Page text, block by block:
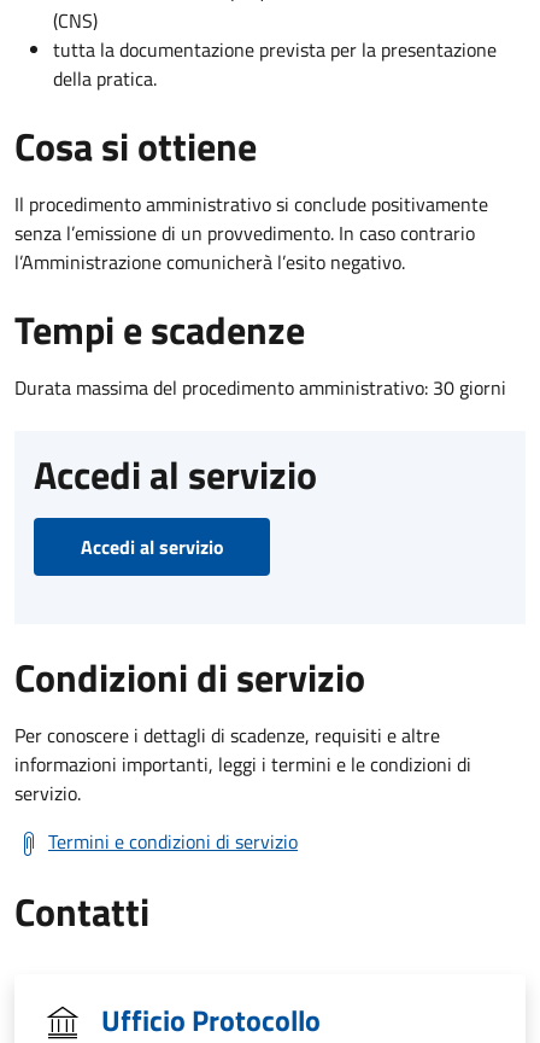
(CNS)
tutta la documentazione prevista per la presentazione
della pratica.
Cosa si ottiene
Il procedimento amministrativo si conclude positivamente
senza l’emissione di un provvedimento. In caso contrario
l’Amministrazione comunicherà l’esito negativo.
Tempi e scadenze
Durata massima del procedimento amministrativo: 30 giorni
Accedi al servizio
Accedi al servizio
Condizioni di servizio
Per conoscere i dettagli di scadenze, requisiti e altre
informazioni importanti, leggi i termini e le condizioni di
servizio.
Termini e condizioni di servizio
Contatti
Ufficio Protocollo